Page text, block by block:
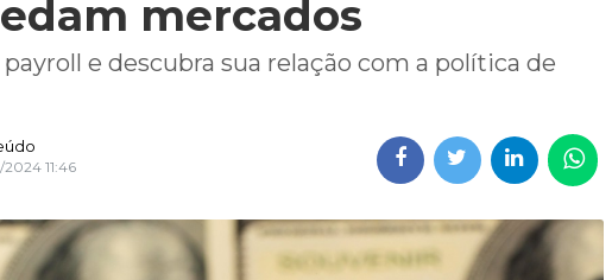
mercados
e descubra sua relação com a política de
11:46